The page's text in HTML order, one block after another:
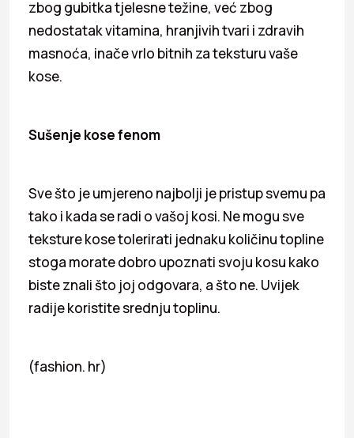
zbog gubitka tjelesne težine, već zbog
nedostatak vitamina, hranjivih tvari i zdravih
masnoća, inače vrlo bitnih za teksturu vaše
kose.
Sušenje kose fenom
Sve što je umjereno najbolji je pristup svemu pa
tako i kada se radi o vašoj kosi. Ne mogu sve
teksture kose tolerirati jednaku količinu topline
stoga morate dobro upoznati svoju kosu kako
biste znali što joj odgovara, a što ne. Uvijek
radije koristite srednju toplinu.
(fashion. hr)